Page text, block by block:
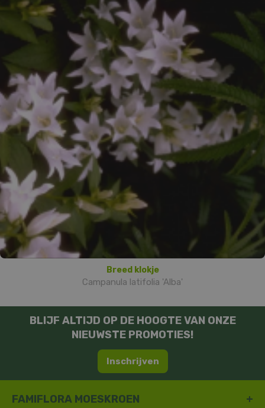
Breed klokje
Campanula latifolia 'Alba'
BLIJF ALTIJD OP DE HOOGTE VAN ONZE
NIEUWSTE PROMOTIES!
Inschrijven
FAMIFLORA MOESKROEN